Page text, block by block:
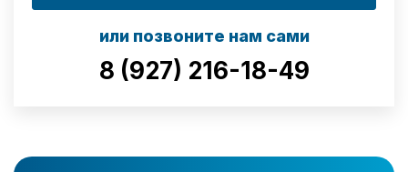
или позвоните нам сами
8 (927) 216-18-49